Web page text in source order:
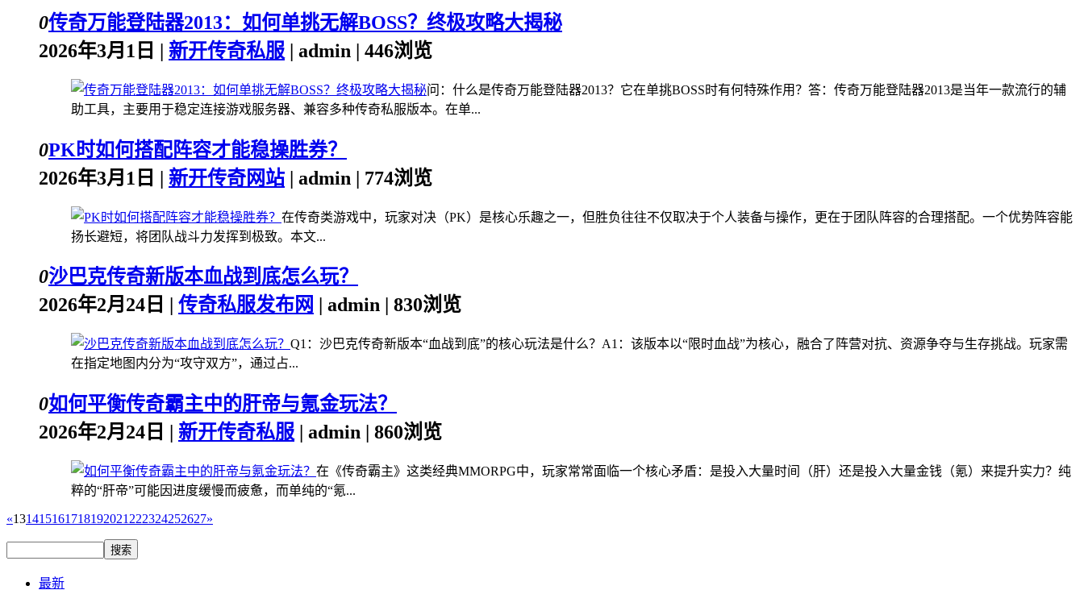
0传奇万能登陆器2013：如何单挑无解BOSS？终极攻略大揭秘
2026年3月1日 | 新开传奇私服 | admin | 446浏览
问：什么是传奇万能登陆器2013？它在单挑BOSS时有何特殊作用？答：传奇万能登陆器2013是当年一款流行的辅
助工具，主要用于稳定连接游戏服务器、兼容多种传奇私服版本。在单...
0PK时如何搭配阵容才能稳操胜券？
2026年3月1日 | 新开传奇网站 | admin | 774浏览
在传奇类游戏中，玩家对决（PK）是核心乐趣之一，但胜负往往不仅取决于个人装备与操作，更在于团队阵容的合理搭配。一个优势阵容能
扬长避短，将团队战斗力发挥到极致。本文...
0沙巴克传奇新版本血战到底怎么玩？
2026年2月24日 | 传奇私服发布网 | admin | 830浏览
Q1：沙巴克传奇新版本“血战到底”的核心玩法是什么？A1：该版本以“限时血战”为核心，融合了阵营对抗、资源争夺与生存挑战。玩家需
在指定地图内分为“攻守双方”，通过占...
0如何平衡传奇霸主中的肝帝与氪金玩法？
2026年2月24日 | 新开传奇私服 | admin | 860浏览
在《传奇霸主》这类经典MMORPG中，玩家常常面临一个核心矛盾：是投入大量时间（肝）还是投入大量金钱（氪）来提升实力？纯
粹的“肝帝”可能因进度缓慢而疲惫，而单纯的“氪...
«131415161718192021 222324252627»
最新